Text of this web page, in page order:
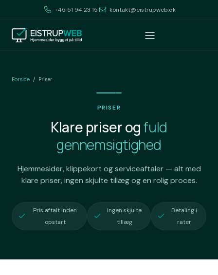
+45 51 94 23 15 kontakt@eistrupweb.dk
Forside / Priser
PRISER
Klare priser ogfuld
gennemsigtighed
Hjemmesider, klippekort og serviceaftaler — alt med
klare priser, ingen skjulte tillæg og en rolig proces.
Pris aftalt inden
opstart
Ingen skjulte
tillæg
Betaling i
rater